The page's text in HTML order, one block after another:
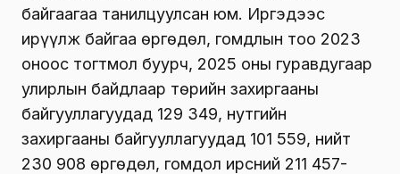
байгаагаа танилцуулсан юм. Иргэдээс
ирүүлж байгаа өргөдөл, гомдлын тоо 2023
оноос тогтмол буурч, 2025 оны гуравдугаар
улирлын байдлаар төрийн захиргааны
байгууллагуудад 129 349, нутгийн
захиргааны байгууллагуудад 101 559, нийт
230 908 өргөдөл, гомдол ирсний 211 457-